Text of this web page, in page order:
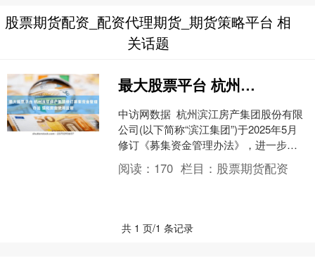
股票期货配资_配资代理期货_期货策略平台 相
关话题
最大股票平台 杭州滨江房产集团修订募集资金管理办法 强化资金使用监管
中访网数据 杭州滨江房产集团股份有限
公司(以下简称“滨江集团”)于2025年5月
修订《募集资金管理办法》，进一步规
范募集资金管理，强化风险控制及使用
透明度。修....
阅读： 170 栏目： 股票期货配资
共 1 页/1 条记录